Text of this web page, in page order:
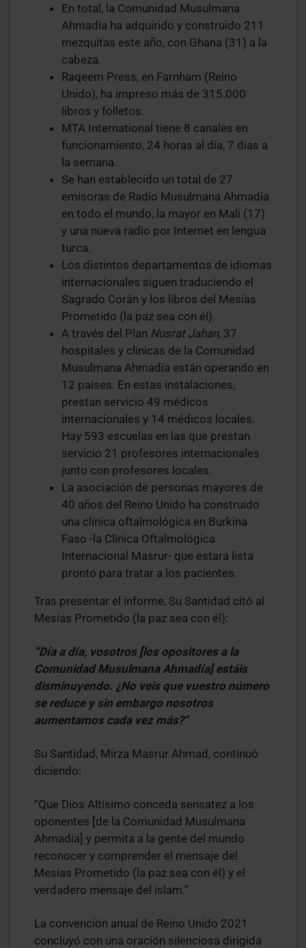
En total, la Comunidad Musulmana
Ahmadía ha adquirido y construido 211
mezquitas este año, con Ghana (31) a la
cabeza.
Raqeem Press, en Farnham (Reino
Unido), ha impreso más de 315.000
libros y folletos.
MTA International tiene 8 canales en
funcionamiento, 24 horas al día, 7 días a
la semana.
Se han establecido un total de 27
emisoras de Radio Musulmana Ahmadía
en todo el mundo, la mayor en Mali (17)
y una nueva radio por Internet en lengua
turca.
Los distintos departamentos de idiomas
internacionales siguen traduciendo el
Sagrado Corán y los libros del Mesías
Prometido (la paz sea con él).
A través del Plan Nusrat Jahan, 37
hospitales y clínicas de la Comunidad
Musulmana Ahmadía están operando en
12 países. En estas instalaciones,
prestan servicio 49 médicos
internacionales y 14 médicos locales.
Hay 593 escuelas en las que prestan
servicio 21 profesores internacionales
junto con profesores locales.
La asociación de personas mayores de
40 años del Reino Unido ha construido
una clínica oftalmológica en Burkina
Faso -la Clínica Oftalmológica
Internacional Masrur- que estará lista
pronto para tratar a los pacientes.
Tras presentar el informe, Su Santidad citó al
Mesías Prometido (la paz sea con él):
“Día a día, vosotros [los opositores a la
Comunidad Musulmana Ahmadía] estáis
disminuyendo. ¿No veis que vuestro número
se reduce y sin embargo nosotros
aumentamos cada vez más?”
Su Santidad, Mirza Masrur Ahmad, continuó
diciendo:
“Que Dios Altísimo conceda sensatez a los
oponentes [de la Comunidad Musulmana
Ahmadía] y permita a la gente del mundo
reconocer y comprender el mensaje del
Mesías Prometido (la paz sea con él) y el
verdadero mensaje del islam.”
La convención anual de Reino Unido 2021
concluyó con una oración silenciosa dirigida